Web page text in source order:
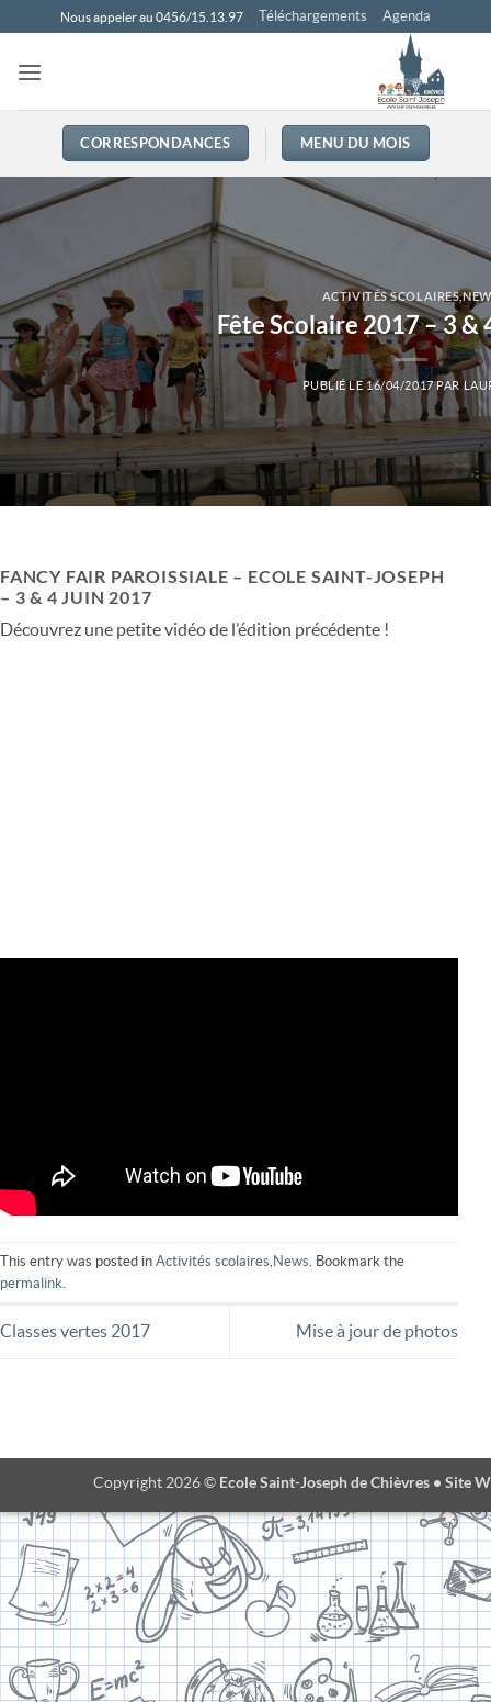
au
contenu
Nous appeler au 0456/15.13.97 Téléchargements Agenda
CORRESPONDANCES MENU DU MOIS
ACTIVITÉS SCOLAIRES,
Fête Scolaire 2017 – 3 &
PUBLIÉ LE 16/04/2017 PAR
FANCY FAIR PAROISSIALE – ECOLE SAINT-JOSEPH
– 3 & 4 JUIN 2017
Découvrez une petite vidéo de l’édition précédente !
This entry was posted in Activités scolaires News . Bookmark the
permalink
Classes vertes 2017 Mise à jour de photos
Copyright 2026 © Ecole Saint-Joseph de Chièvres • Site